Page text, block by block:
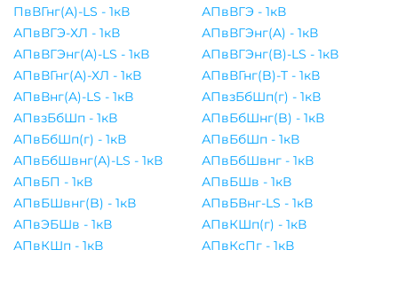
ПвВГнг(A)-LS - 1кВ
АПвВГЭ - 1кВ
АПвВГЭ-ХЛ - 1кВ
АПвВГЭнг(A) - 1кВ
АПвВГЭнг(A)-LS - 1кВ
АПвВГЭнг(B)-LS - 1кВ
АПвВГнг(A)-ХЛ - 1кВ
АПвВГнг(B)-Т - 1кВ
АПвВнг(A)-LS - 1кВ
АПвзБбШп(г) - 1кВ
АПвзБбШп - 1кВ
АПвБбШнг(B) - 1кВ
АПвБбШп(г) - 1кВ
АПвБбШп - 1кВ
АПвБбШвнг(A)-LS - 1кВ
АПвБбШвнг - 1кВ
АПвБП - 1кВ
АПвБШв - 1кВ
АПвБШвнг(B) - 1кВ
АПвБВнг-LS - 1кВ
АПвЭБШв - 1кВ
АПвКШп(г) - 1кВ
АПвКШп - 1кВ
АПвКсПг - 1кВ